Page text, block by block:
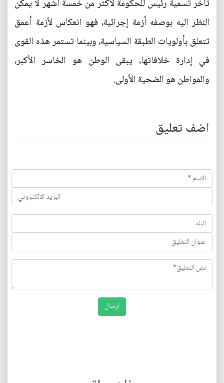
تأخر تسمية رئيس للحكومة لأكثر من خمسة أشهر لا يمكن
النظر اليه بوصفه أزمة إجرائية، فهو انعكاس لأزمة أعمق
تتعلق بأولويات الطبقة السياسية، وبينما تستمر هذه القوى
في إدارة خلافاتها، يبقى الوطن هو الخاسر الأكبر،
والمواطن هو الضحية الأولى.
اضف تعليق